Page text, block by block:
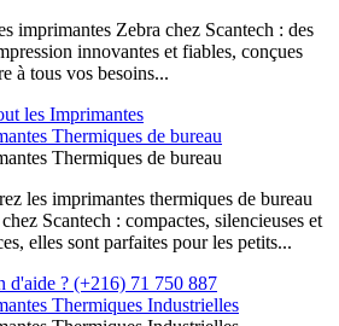
imprimantes Zebra chez Scantech : des
innovantes et fiables, conçues
à tous vos besoins...
les Imprimantes
Thermiques de bureau
Thermiques de bureau
les imprimantes thermiques de bureau
Scantech : compactes, silencieuses et
elles sont parfaites pour les petits...
d'aide ? (+216) 71 750 887
Thermiques Industrielles